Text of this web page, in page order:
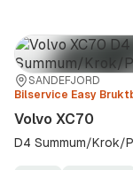
Sted:
SANDEFJORD
Forhandler:
Bilservice Easy
Volvo XC70
D4 Summum/Krok/